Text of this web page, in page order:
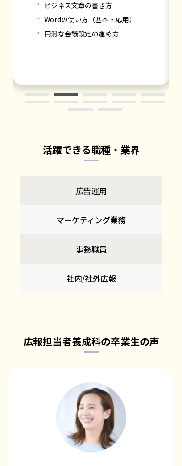
ビジネス文章の書き方
Wordの使い方（基本・応用）
円滑な会議設定の進め方
活躍できる職種・業界
広告運用
マーケティング業務
事務職員
社内/社外広報
広報担当者養成科の卒業生の声